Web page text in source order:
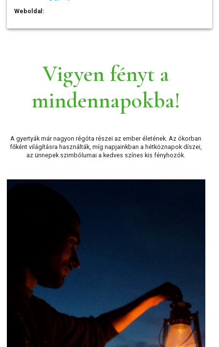
Weboldal:
Vigyen fényt a
mindennapokba!
A gyertyák már nagyon régóta részei az ember életének. Az ókorban
főként világításra használták, míg napjainkban a hétköznapok díszei,
az ünnepek szimbólumai a kedves színes kis fényhozók.